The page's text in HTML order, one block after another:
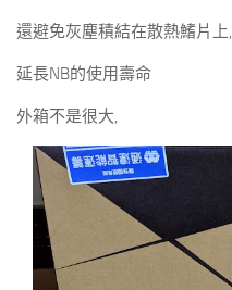
還避免灰塵積結在散熱鰭片上,
延長NB的使用壽命
外箱不是很大,